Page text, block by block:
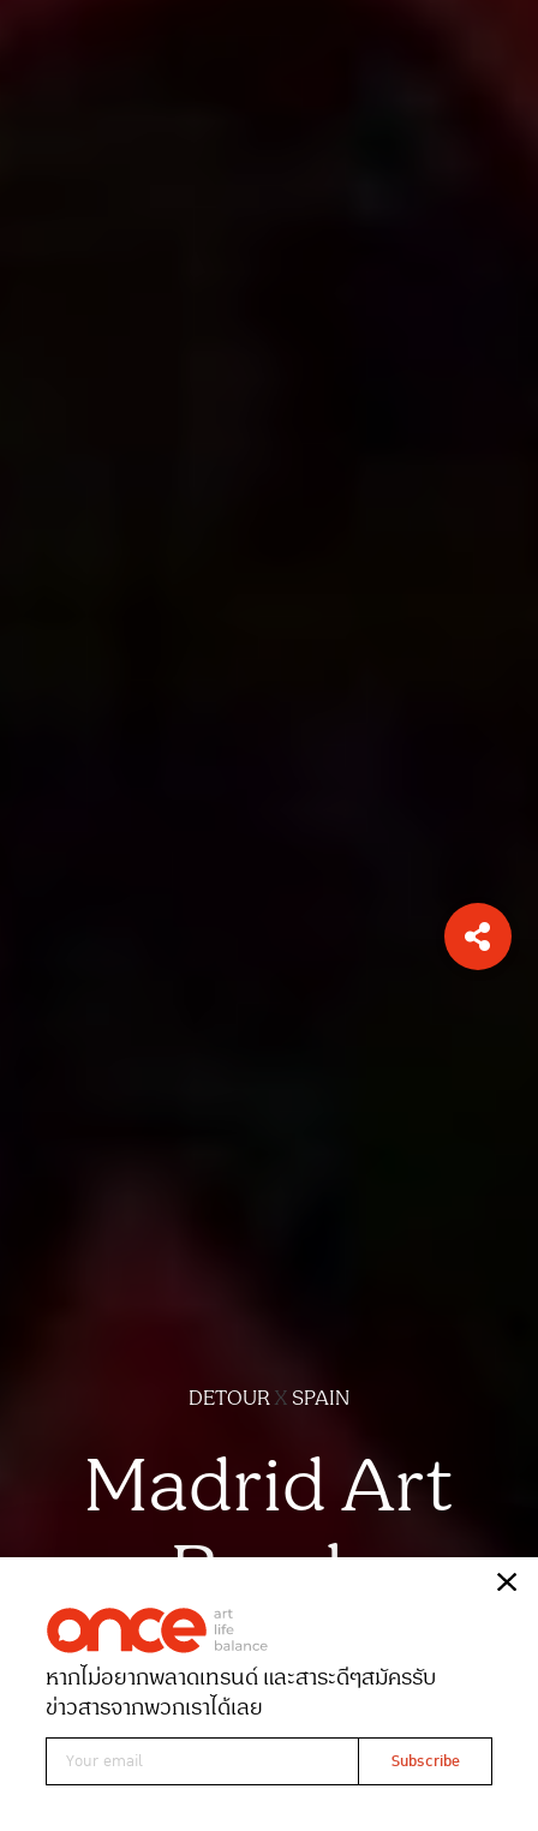
DETOURXSPAIN
Madrid Art
Break
เรื่องสุธาสินี สุทธะโส
Date 14-12-2022Views 1997
หากไม่อยากพลาดเทรนด์ และสาระดีๆสมัครรับ
ข่าวสารจากพวกเราได้เลย